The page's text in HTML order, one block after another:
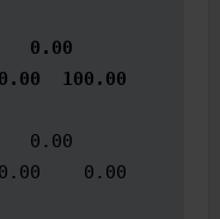
0.00
100.00
0.00
0.00